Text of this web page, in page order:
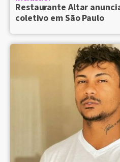
Restaurante Altar
coletivo em São Paulo